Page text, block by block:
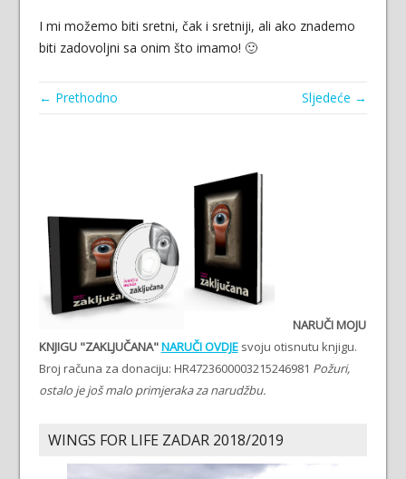
I mi možemo biti sretni, čak i sretniji, ali ako znademo
biti zadovoljni sa onim što imamo! 🙂
← Prethodno Sljedeće →
NARUČI MOJU
KNJIGU "ZAKLJUČANA"NARUČI OVDJEsvoju otisnutu knjigu.
Broj računa za donaciju: HR4723600003215246981 Požuri,
ostalo je još malo primjeraka za narudžbu.
WINGS FOR LIFE ZADAR 2018/2019